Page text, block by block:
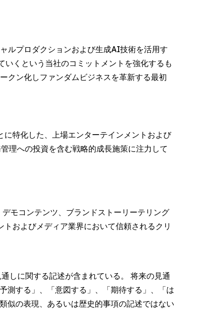
ルプロダクションおよび生成AI技術を活用す
くという当社のコミットメントを強化するも
クン化しファンダムビジネスを革新する最初
特化した、上場エンターテインメントおよび
理への投資を含む戦略的成長施策に注力して
モコンテンツ、ブランドストーリーテリング
およびメディア業界において信頼されるクリ
しに関する記述が含まれている。 将来の見通
測する」、「意図する」、「期待する」、「は
似の表現、あるいは歴史的事項の記述ではない